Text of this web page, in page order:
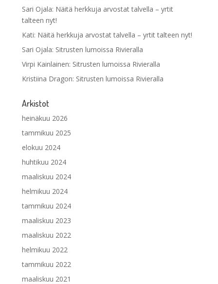
Sari Ojala: Näitä herkkuja arvostat talvella – yrtit
talteen nyt!
Kati: Näitä herkkuja arvostat talvella – yrtit talteen nyt!
Sari Ojala: Sitrusten lumoissa Rivieralla
Virpi Kainlainen: Sitrusten lumoissa Rivieralla
Kristiina Dragon: Sitrusten lumoissa Rivieralla
Arkistot
heinäkuu 2026
tammikuu 2025
elokuu 2024
huhtikuu 2024
maaliskuu 2024
helmikuu 2024
tammikuu 2024
maaliskuu 2023
maaliskuu 2022
helmikuu 2022
tammikuu 2022
maaliskuu 2021